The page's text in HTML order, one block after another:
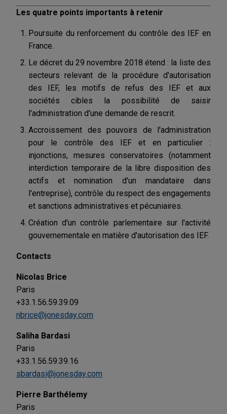
Les quatre points importants à retenir
Poursuite du renforcement du contrôle des IEF en
France.
Le décret du 29 novembre 2018 étend : la liste des
secteurs relevant de la procédure d'autorisation
des IEF, les motifs de refus des IEF et aux
sociétés cibles la possibilité de saisir
l'administration d'une demande de rescrit.
Accroissement des pouvoirs de l'administration
pour le contrôle des IEF et en particulier :
injonctions, mesures conservatoires (notamment
interdiction temporaire de la libre disposition des
actifs et nomination d'un mandataire dans
l'entreprise), contrôle du respect des engagements
et sanctions administratives et pécuniaires.
Création d'un contrôle parlementaire sur l'activité
gouvernementale en matière d'autorisation des IEF.
Contacts
Nicolas Brice
Paris
+33.1.56.59.39.09
nbrice@jonesday.com
Saliha Bardasi
Paris
+33.1.56.59.39.16
sbardasi@jonesday.com
Pierre Barthélemy
Paris